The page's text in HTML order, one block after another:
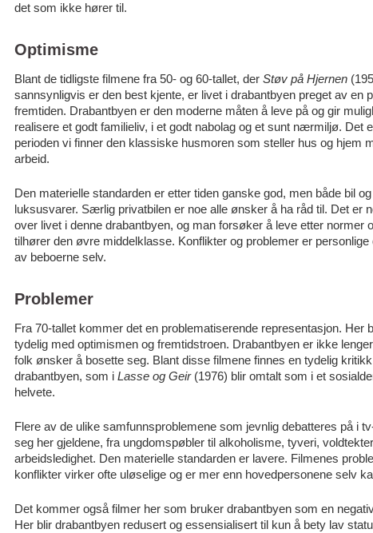
det som ikke hører til.
Optimisme
Blant de tidligste filmene fra 50- og 60-tallet, der Støv på Hjernen
sannsynligvis er den best kjente, er livet i drabantbyen preget av en
fremtiden. Drabantbyen er den moderne måten å leve på og gir
realisere et godt familieliv, i et godt nabolag og et sunt nærmiljø. Det
perioden vi finner den klassiske husmoren som steller hus og hjem
arbeid.
Den materielle standarden er etter tiden ganske god, men både bil
luksusvarer. Særlig privatbilen er noe alle ønsker å ha råd til. Det er
over livet i denne drabantbyen, og man forsøker å leve etter normer
tilhører den øvre middelklasse. Konflikter og problemer er personlige
av beboerne selv.
Problemer
Fra 70-tallet kommer det en problematiserende representasjon. Her
tydelig med optimismen og fremtidstroen. Drabantbyen er ikke
folk ønsker å bosette seg. Blant disse filmene finnes en tydelig
drabantbyen, som i Lasse og Geir(1976) blir omtalt som i et
helvete.
Flere av de ulike samfunnsproblemene som jevnlig debatteres på i
seg her gjeldene, fra ungdomspøbler til alkoholisme, tyveri,
arbeidsledighet. Den materielle standarden er lavere. Filmenes
konflikter virker ofte uløselige og er mer enn hovedpersonene selv
Det kommer også filmer her som bruker drabantbyen som en
Her blir drabantbyen redusert og essensialisert til kun å bety lav